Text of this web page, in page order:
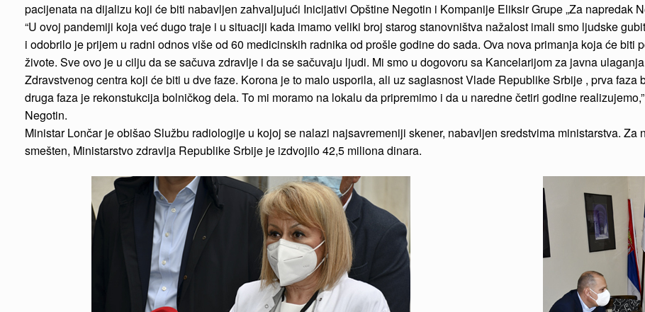
pacijenata na dijalizu koji će biti nabavljen zahvaljujući Inicijativi Opštine Negotin i Kompanije Eliksir Grupe „Za napredak
“U ovoj pandemiji koja već dugo traje i u situaciji kada imamo veliki broj starog stanovništva nažalost imali smo ljudske
i odobrilo je prijem u radni odnos više od 60 medicinskih radnika od prošle godine do sada. Ova nova primanja koja će biti
živote. Sve ovo je u cilju da se sačuva zdravlje i da se sačuvaju ljudi. Mi smo u dogovoru sa Kancelarijom za javna
Zdravstvenog centra koji će biti u dve faze. Korona je to malo usporila, ali uz saglasnost Vlade Republike Srbije , prva
druga faza je rekonstukcija bolničkog dela. To mi moramo na lokalu da pripremimo i da u naredne četiri godine
Negotin.
Ministar Lončar je obišao Službu radiologije u kojoj se nalazi najsavremeniji skener, nabavljen sredstvima ministarstva.
smešten, Ministarstvo zdravlja Republike Srbije je izdvojilo 42,5 miliona dinara.